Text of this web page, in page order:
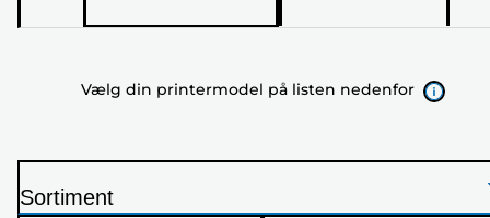
listen
Vælg din printermodel på listen nedenfor
Sortiment